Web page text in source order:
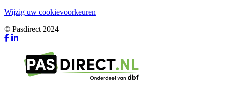
Wijzig uw cookievoorkeuren
© Pasdirect 2024